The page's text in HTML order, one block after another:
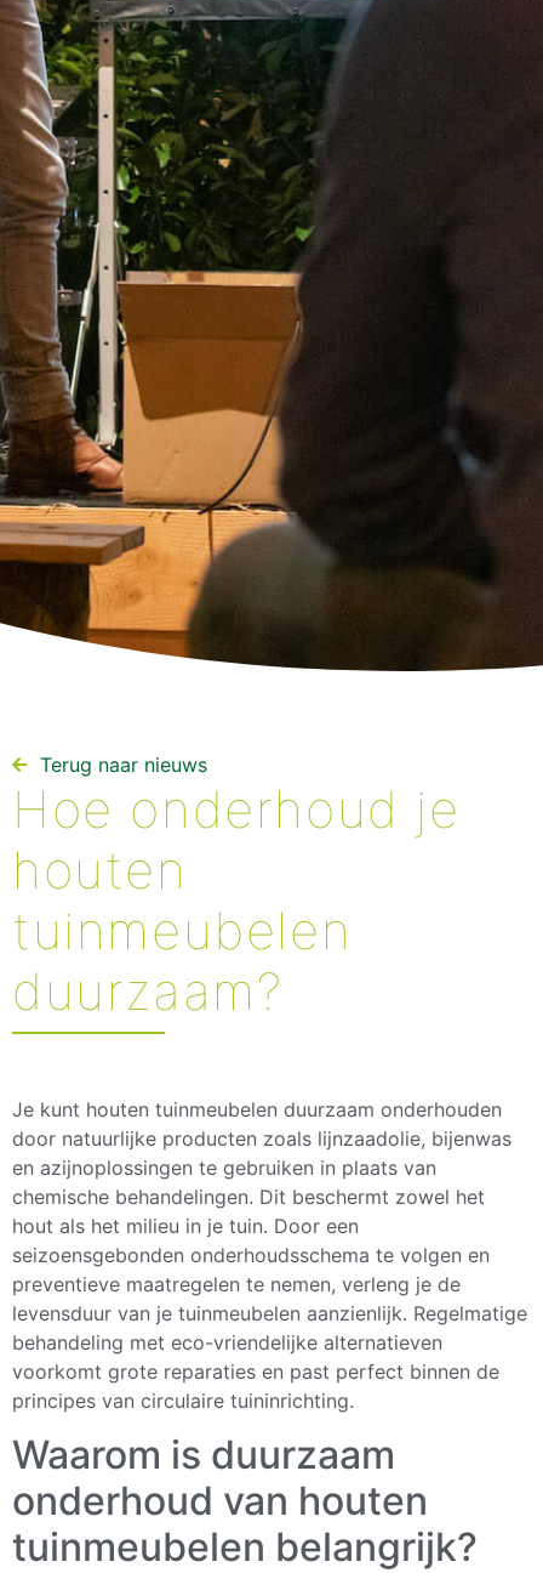
Terug naar nieuws​
Hoe onderhoud je
houten
tuinmeubelen
duurzaam?
Je kunt houten tuinmeubelen duurzaam onderhouden
door natuurlijke producten zoals lijnzaadolie, bijenwas
en azijnoplossingen te gebruiken in plaats van
chemische behandelingen. Dit beschermt zowel het
hout als het milieu in je tuin. Door een
seizoensgebonden onderhoudsschema te volgen en
preventieve maatregelen te nemen, verleng je de
levensduur van je tuinmeubelen aanzienlijk. Regelmatige
behandeling met eco-vriendelijke alternatieven
voorkomt grote reparaties en past perfect binnen de
principes van circulaire tuininrichting.
Waarom is duurzaam
onderhoud van houten
tuinmeubelen belangrijk?